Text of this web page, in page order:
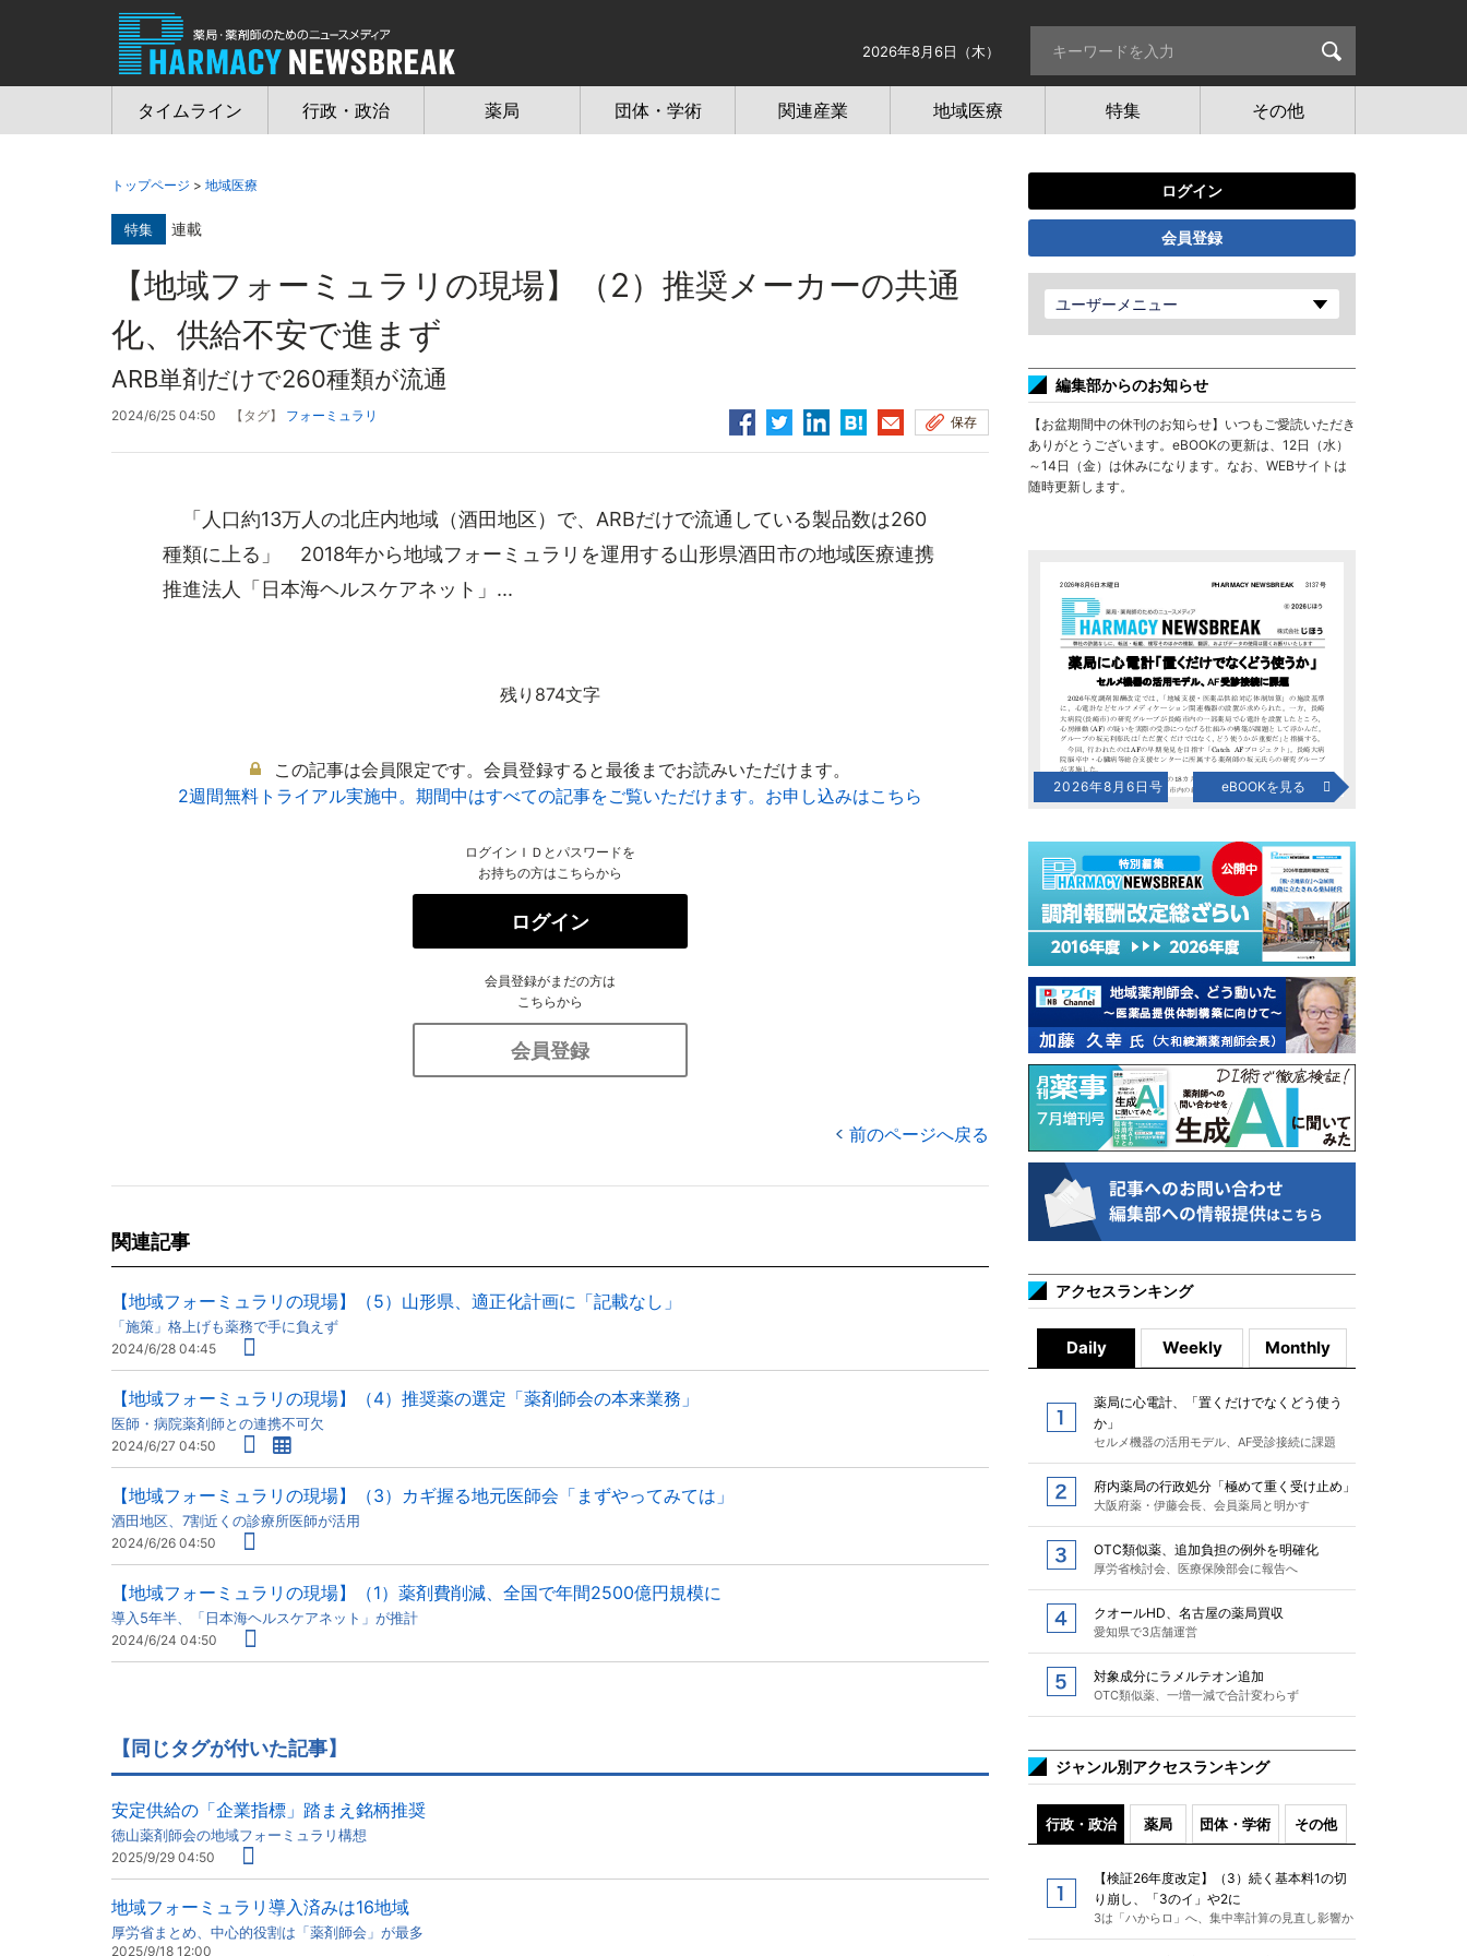
2026年8月6日（木）
タイムライン 行政・政治 薬局 団体・学術 関連産業 地域医療 特集 その他
トップページ > 地域医療
特集 連載
【地域フォーミュラリの現場】（2）推奨メーカーの共通
化、供給不安で進まず
ARB単剤だけで260種類が流通
2024/6/25 04:50 【タグ】 フォーミュラリ 保存
「人口約13万人の北庄内地域（酒田地区）で、ARBだけで流通している製品数は260
種類に上る」 2018年から地域フォーミュラリを運用する山形県酒田市の地域医療連携
推進法人「日本海ヘルスケアネット」...
残り874文字
この記事は会員限定です。会員登録すると最後までお読みいただけます。
2週間無料トライアル実施中。期間中はすべての記事をご覧いただけます。お申し込みはこちら
ログインＩＤとパスワードを
お持ちの方はこちらから
ログイン
会員登録がまだの方は
こちらから
会員登録
前のページへ戻る
関連記事
【地域フォーミュラリの現場】（5）山形県、適正化計画に「記載なし」
「施策」格上げも薬務で手に負えず
2024/6/28 04:45
【地域フォーミュラリの現場】（4）推奨薬の選定「薬剤師会の本来業務」
医師・病院薬剤師との連携不可欠
2024/6/27 04:50
【地域フォーミュラリの現場】（3）カギ握る地元医師会「まずやってみては」
酒田地区、7割近くの診療所医師が活用
2024/6/26 04:50
【地域フォーミュラリの現場】（1）薬剤費削減、全国で年間2500億円規模に
導入5年半、「日本海ヘルスケアネット」が推計
2024/6/24 04:50
【同じタグが付いた記事】
安定供給の「企業指標」踏まえ銘柄推奨
徳山薬剤師会の地域フォーミュラリ構想
2025/9/29 04:50
地域フォーミュラリ導入済みは16地域
厚労省まとめ、中心的役割は「薬剤師会」が最多
2025/9/18 12:00
ログイン
会員登録
ユーザーメニュー
編集部からのお知らせ
【お盆期間中の休刊のお知らせ】いつもご愛読いただき
ありがとうございます。eBOOKの更新は、12日（水）
～14日（金）は休みになります。なお、WEBサイトは
随時更新します。
2026年8月6日号 eBOOKを見る
アクセスランキング
Daily Weekly Monthly
薬局に心電計、「置くだけでなくどう使う
か」
セルメ機器の活用モデル、AF受診接続に課題
府内薬局の行政処分「極めて重く受け止め」
大阪府薬・伊藤会長、会員薬局と明かす
OTC類似薬、追加負担の例外を明確化
厚労省検討会、医療保険部会に報告へ
クオールHD、名古屋の薬局買収
愛知県で3店舗運営
対象成分にラメルテオン追加
OTC類似薬、一増一減で合計変わらず
ジャンル別アクセスランキング
行政・政治 薬局 団体・学術 その他
【検証26年度改定】（3）続く基本料1の切
り崩し、「3のイ」や2に
3は「ハからロ」へ、集中率計算の見直し影響か